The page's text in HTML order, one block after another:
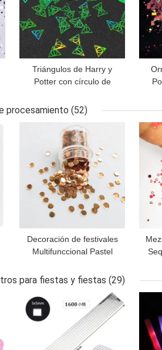
Triángulos de Harry y
Potter con círculo de
Hallow Brillo El último
accesorio de decoración
procesamiento (52)
Decoración de festivales
Multifunccional Pastel
Oro Holográfico y
Confeti Neutral
MEJOR PRECIO
para fiestas y fiestas (29)
MEJOR PRECIO